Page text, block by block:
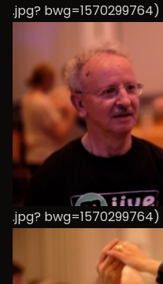
.jpg? bwg=1570299764)
.jpg? bwg=1570299764)